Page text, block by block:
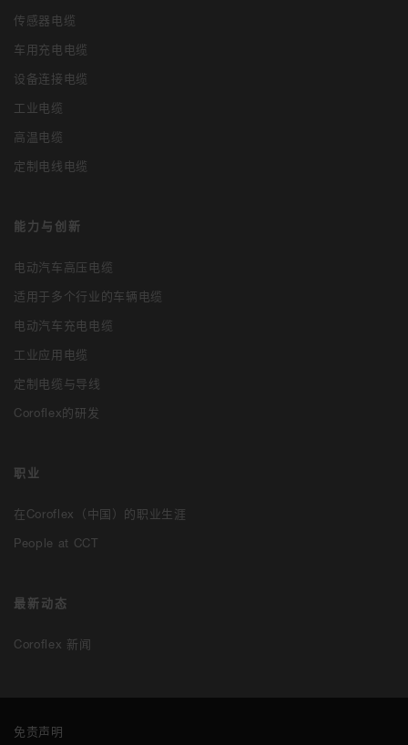
传感器电缆
车用充电电缆
设备连接电缆
工业电缆
高温电缆
定制电线电缆
能力与创新
电动汽车高压电缆
适用于多个行业的车辆电缆
电动汽车充电电缆
工业应用电缆
定制电缆与导线
Coroflex的研发
职业
在Coroflex（中国）的职业生涯
People at CCT
最新动态
Coroflex 新闻
免责声明